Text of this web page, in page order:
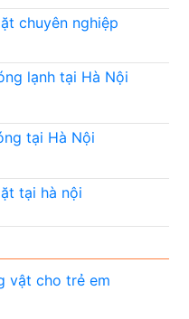
chuyên nghiệp
lạnh tại Hà Nội
tại Hà Nội
tại hà nội
vật cho trẻ em